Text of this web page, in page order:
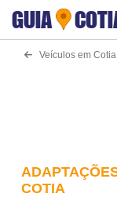
GUIA
Veículos em Cotia
COTIA